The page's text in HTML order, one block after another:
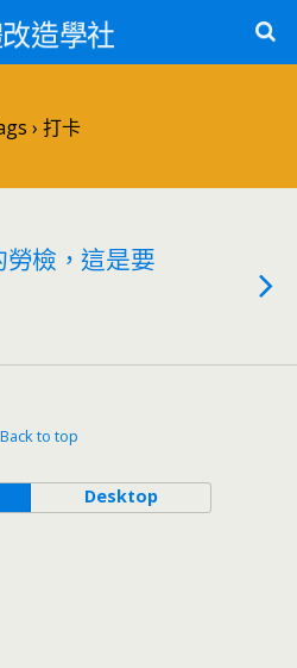
造學社
› 打卡
檢，這是要
Back to top
Desktop